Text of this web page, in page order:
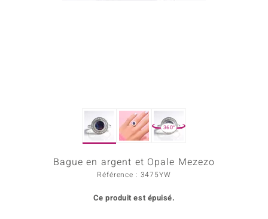
360°
Bague en argent et Opale Mezezo
Référence : 3475YW
Ce produit est épuisé.